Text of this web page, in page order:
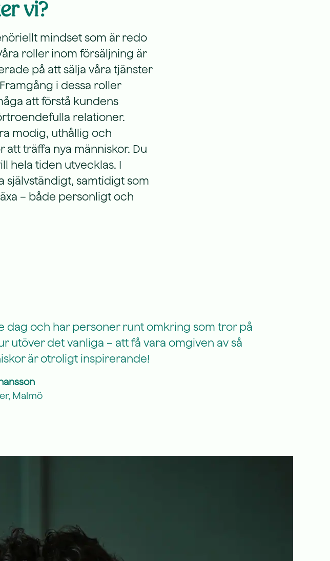
vi?
mindset som är redo
roller inom försäljning är
på att sälja våra tjänster
i dessa roller
att förstå kundens
relationer.
modig, uthållig och
träffa nya människor. Du
hela tiden utvecklas. I
samtidigt som
– både personligt och
dag och har personer runt omkring som tror på
utöver det vanliga – att få vara omgiven av så
är otroligt inspirerande!
Malmö